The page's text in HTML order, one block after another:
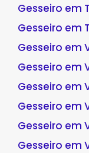
Gesseiro em
Gesseiro em
Gesseiro em
Gesseiro em
Gesseiro em
Gesseiro em
Gesseiro em
Gesseiro em